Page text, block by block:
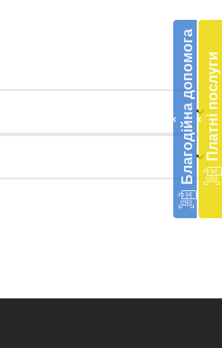
‹ Благодійна допомогав
‹ Платні послуги